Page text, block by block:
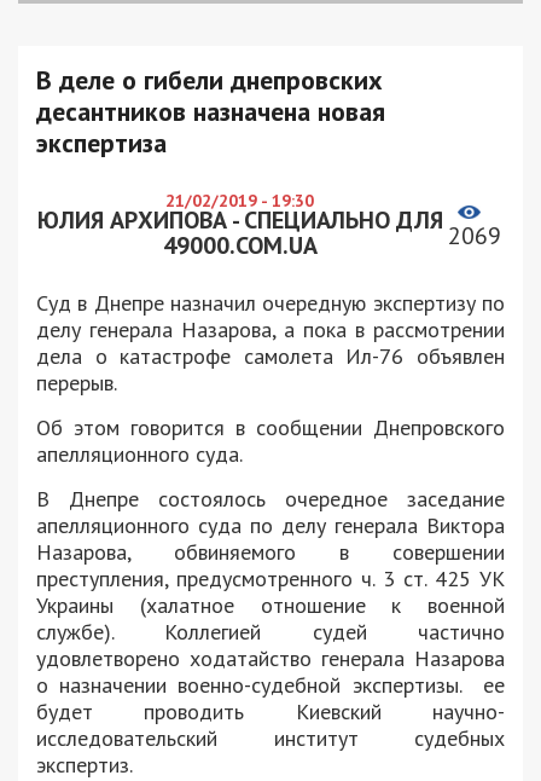
В деле о гибели днепровских
десантников назначена новая
экспертиза
21/02/2019 - 19:30
ЮЛИЯ АРХИПОВА - СПЕЦИАЛЬНО ДЛЯ
49000.COM.UA
2069
Суд в Днепре назначил очередную экспертизу по
делу генерала Назарова, а пока в рассмотрении
дела о катастрофе самолета Ил-76 объявлен
перерыв.
Об этом говорится в сообщении Днепровского
апелляционного суда.
В Днепре состоялось очередное заседание
апелляционного суда по делу генерала Виктора
Назарова, обвиняемого в совершении
преступления, предусмотренного ч. 3 ст. 425 УК
Украины (халатное отношение к военной
службе). Коллегией судей частично
удовлетворено ходатайство генерала Назарова
о назначении военно-судебной экспертизы. ее
будет проводить Киевский научно-
исследовательский институт судебных
экспертиз.